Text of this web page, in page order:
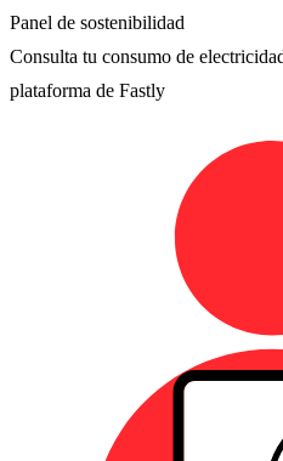
Panel de sostenibilidad
Consulta tu consumo de
plataforma de Fastly